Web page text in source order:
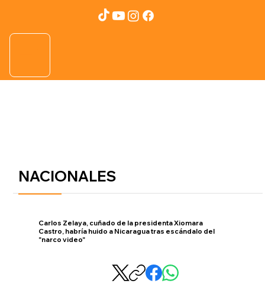
NACIONALES
Carlos Zelaya, cuñado de la presidenta Xiomara
Castro, habría huido a Nicaragua tras escándalo del
"narco video"